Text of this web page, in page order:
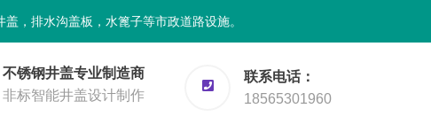
，排水沟盖板，水篦子等市政道路设施。
不锈钢井盖专业制造商
非标智能井盖设计制作
联系电话：
18565301960